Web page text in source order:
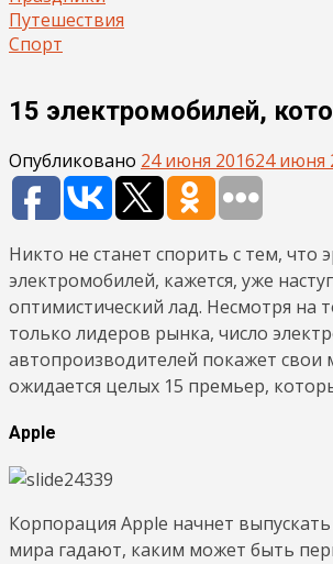
Путешествия
Спорт
15 электромобилей,
Опубликовано 24 июня 201624 июня
Никто не станет спорить с тем, что
электромобилей, кажется, уже
оптимистический лад. Несмотря на
только лидеров рынка, число
автопроизводителей покажет свои
ожидается целых 15 премьер,
Apple
Корпорация Apple начнет
мира гадают, каким может быть